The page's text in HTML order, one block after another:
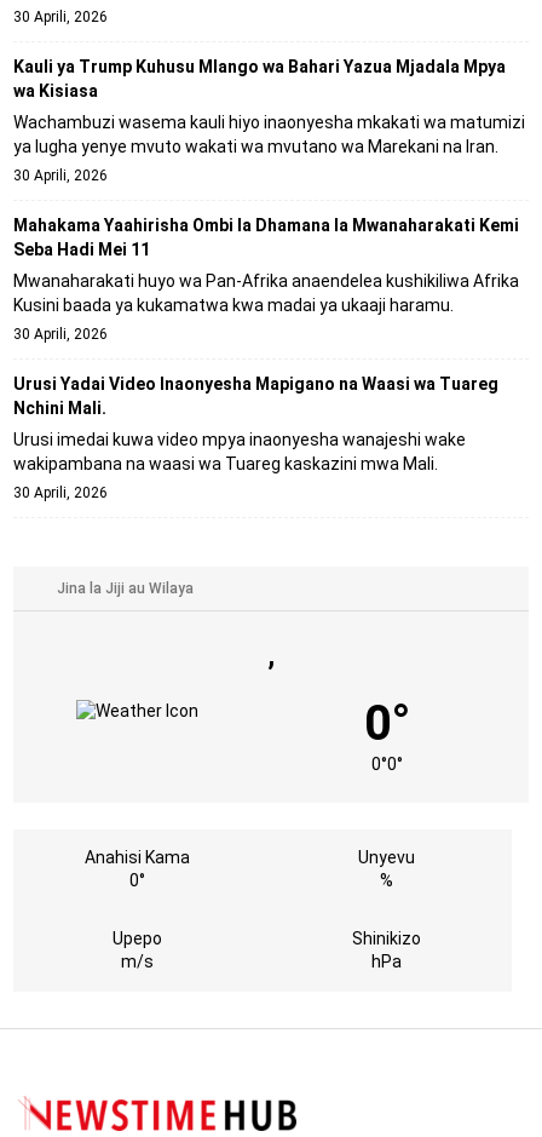
30 Aprili, 2026
Kauli ya Trump Kuhusu Mlango wa Bahari Yazua Mjadala Mpya
wa Kisiasa
Wachambuzi wasema kauli hiyo inaonyesha mkakati wa matumizi
ya lugha yenye mvuto wakati wa mvutano wa Marekani na Iran.
30 Aprili, 2026
Mahakama Yaahirisha Ombi la Dhamana la Mwanaharakati Kemi
Seba Hadi Mei 11
Mwanaharakati huyo wa Pan-Afrika anaendelea kushikiliwa Afrika
Kusini baada ya kukamatwa kwa madai ya ukaaji haramu.
30 Aprili, 2026
Urusi Yadai Video Inaonyesha Mapigano na Waasi wa Tuareg
Nchini Mali.
Urusi imedai kuwa video mpya inaonyesha wanajeshi wake
wakipambana na waasi wa Tuareg kaskazini mwa Mali.
30 Aprili, 2026
,
0°
0°0°
Anahisi Kama
0°
Unyevu
%
Upepo
m/s
Shinikizo
hPa